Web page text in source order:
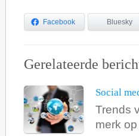
Facebook Bluesky
Gerelateerde
Social
Trends
merk